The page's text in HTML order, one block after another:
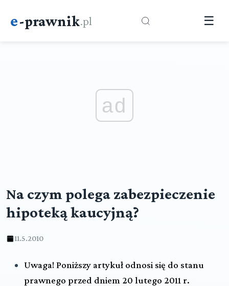
e-prawnik.pl ☰
ad
Na czym polega zabezpieczenie
hipoteką kaucyjną?
11.5.2010
Uwaga! Poniższy artykuł odnosi się do stanu
prawnego przed dniem 20 lutego 2011 r.